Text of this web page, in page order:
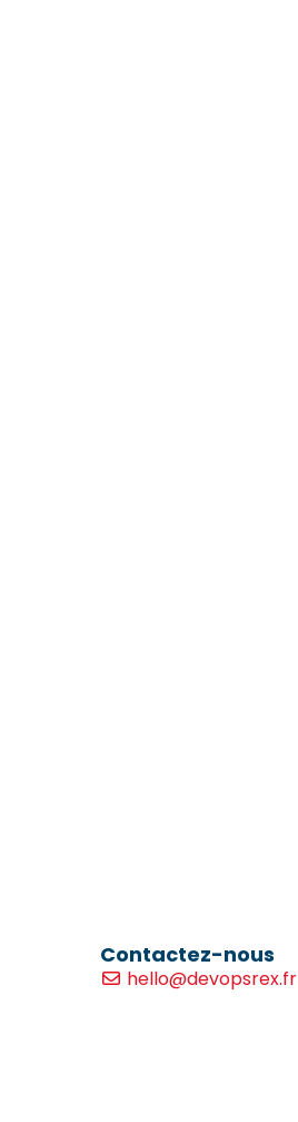
Contactez-nous
hello@devopsrex.fr